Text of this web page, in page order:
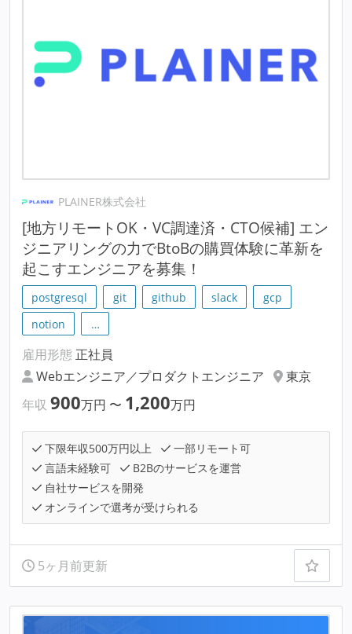
PLAINER株式会社
[地方リモートOK・VC調達済・CTO候補] エン
ジニアリングの力でBtoBの購買体験に革新を
起こすエンジニアを募集！
postgresql git github slack
gcp
notion
…
雇用形態 正社員
Webエンジニア／プロダクトエンジニア
東京
年収 900万円 〜 1,200万円
下限年収500万円以上
一部リモート可
言語未経験可
B2Bのサービスを運営
自社サービスを開発
オンラインで選考が受けられる
5ヶ月前更新